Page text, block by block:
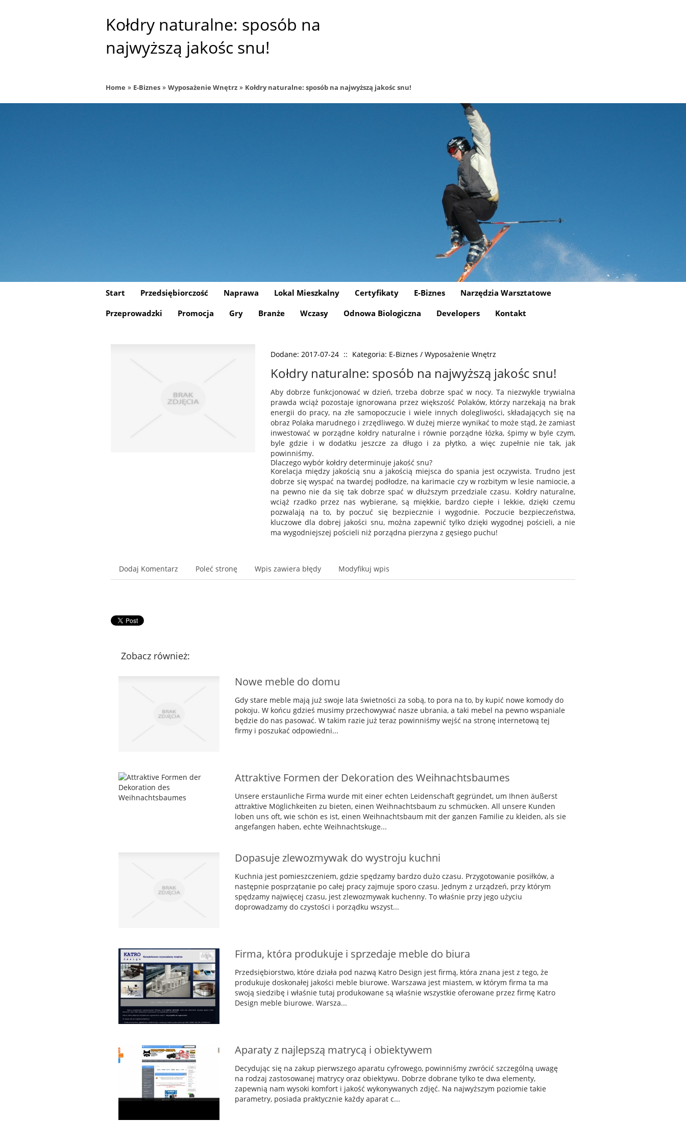
Kołdry naturalne: sposób na
najwyższą jakośc snu!
Home » E-Biznes » Wyposażenie Wnętrz » Kołdry naturalne: sposób na najwyższą jakośc snu!
Start Przedsiębiorczość Naprawa Lokal Mieszkalny Certyfikaty E-Biznes
Narzędzia Warsztatowe
Przeprowadzki
Promocja Gry Branże Wczasy Odnowa Biologiczna Developers Kontakt
Dodane: 2017-07-24 :: Kategoria: E-Biznes / Wyposażenie Wnętrz
Kołdry naturalne: sposób na najwyższą jakośc snu!
Aby dobrze funkcjonować w dzień, trzeba dobrze spać w nocy. Ta niezwykle trywialna
prawda wciąż pozostaje ignorowana przez większość Polaków, którzy narzekają na brak
energii do pracy, na złe samopoczucie i wiele innych dolegliwości, składających się na
obraz Polaka marudnego i zrzędliwego. W dużej mierze wynikać to może stąd, że zamiast
inwestować w porządne kołdry naturalne i równie porządne łózka, śpimy w byle czym,
byle gdzie i w dodatku jeszcze za długo i za płytko, a więc zupełnie nie tak, jak
powinniśmy.
Dlaczego wybór kołdry determinuje jakość snu?
Korelacja między jakością snu a jakością miejsca do spania jest oczywista. Trudno jest
dobrze się wyspać na twardej podłodze, na karimacie czy w rozbitym w lesie namiocie, a
na pewno nie da się tak dobrze spać w dłuższym przedziale czasu. Kołdry naturalne,
wciąż rzadko przez nas wybierane, są miękkie, bardzo ciepłe i lekkie, dzięki czemu
pozwalają na to, by poczuć się bezpiecznie i wygodnie. Poczucie bezpieczeństwa,
kluczowe dla dobrej jakości snu, można zapewnić tylko dzięki wygodnej pościeli, a nie
ma wygodniejszej pościeli niż porządna pierzyna z gęsiego puchu!
Dodaj Komentarz Poleć stronę Wpis zawiera błędy Modyfikuj wpis
Zobacz również:
Nowe meble do domu
Gdy stare meble mają już swoje lata świetności za sobą, to pora na to, by kupić nowe komody do
pokoju. W końcu gdzieś musimy przechowywać nasze ubrania, a taki mebel na pewno wspaniale
będzie do nas pasować. W takim razie już teraz powinniśmy wejść na stronę internetową tej
firmy i poszukać odpowiedni...
Attraktive Formen der Dekoration des Weihnachtsbaumes
Unsere erstaunliche Firma wurde mit einer echten Leidenschaft gegründet, um Ihnen äußerst
attraktive Möglichkeiten zu bieten, einen Weihnachtsbaum zu schmücken. All unsere Kunden
loben uns oft, wie schön es ist, einen Weihnachtsbaum mit der ganzen Familie zu kleiden, als sie
angefangen haben, echte Weihnachtskuge...
Dopasuje zlewozmywak do wystroju kuchni
Kuchnia jest pomieszczeniem, gdzie spędzamy bardzo dużo czasu. Przygotowanie posiłków, a
następnie posprzątanie po całej pracy zajmuje sporo czasu. Jednym z urządzeń, przy którym
spędzamy najwięcej czasu, jest zlewozmywak kuchenny. To właśnie przy jego użyciu
doprowadzamy do czystości i porządku wszyst...
Firma, która produkuje i sprzedaje meble do biura
Przedsiębiorstwo, które działa pod nazwą Katro Design jest firmą, która znana jest z tego, że
produkuje doskonałej jakości meble biurowe. Warszawa jest miastem, w którym firma ta ma
swoją siedzibę i właśnie tutaj produkowane są właśnie wszystkie oferowane przez firmę Katro
Design meble biurowe. Warsza...
Aparaty z najlepszą matrycą i obiektywem
Decydując się na zakup pierwszego aparatu cyfrowego, powinniśmy zwrócić szczególną uwagę
na rodzaj zastosowanej matrycy oraz obiektywu. Dobrze dobrane tylko te dwa elementy,
zapewnią nam wysoki komfort i jakość wykonywanych zdjęć. Na najwyższym poziomie takie
parametry, posiada praktycznie każdy aparat c...